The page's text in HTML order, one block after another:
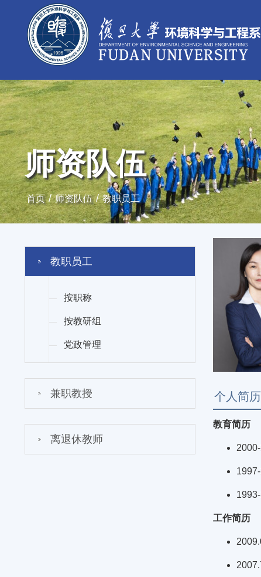
师资队伍
首页 / 师资队伍 / 教职员工
教职员工
按职称
按教研组
党政管理
兼职教授
离退休教师
个人简历
教育简历
工作简历